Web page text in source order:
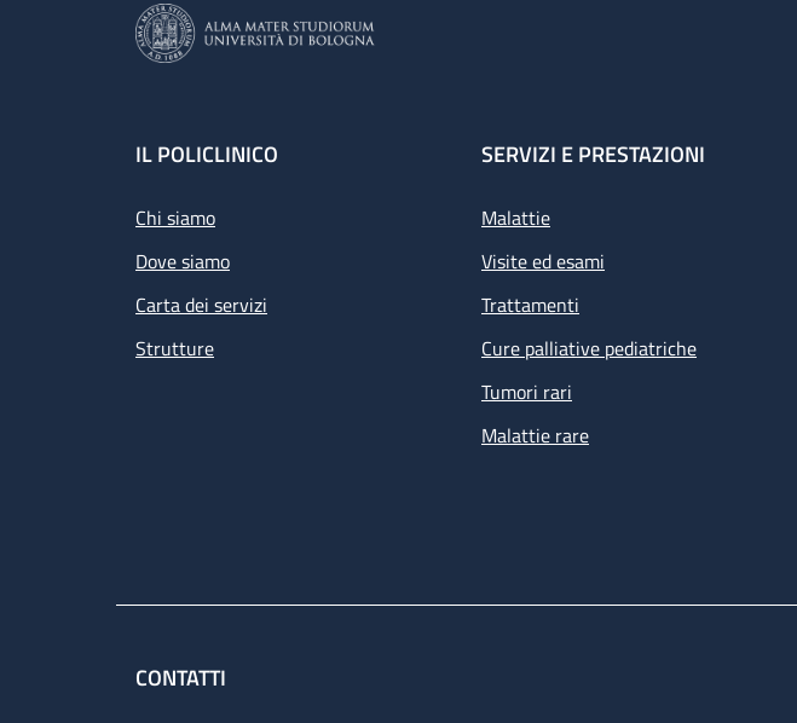
Footer
IL POLICLINICO
Chi siamo
Dove siamo
Carta dei servizi
Strutture
SERVIZI E PRESTAZIONI
Malattie
Visite ed esami
Trattamenti
Cure palliative pediatriche
Tumori rari
Malattie rare
CONTATTI